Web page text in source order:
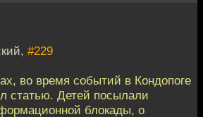
#229
во время событий в Кондопоге
статью. Детей посылали
блокады, о